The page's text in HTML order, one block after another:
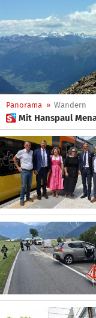
Panorama » Wandern
 Mit Hanspaul